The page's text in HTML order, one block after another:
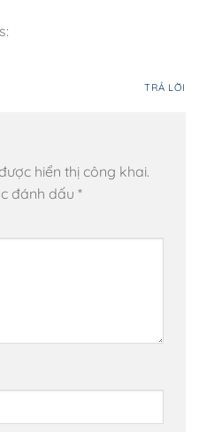
TRẢ LỜI
hiển thị công khai.
đánh dấu *